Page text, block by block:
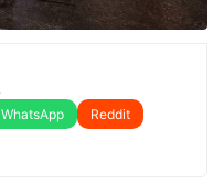
WhatsApp
Reddit